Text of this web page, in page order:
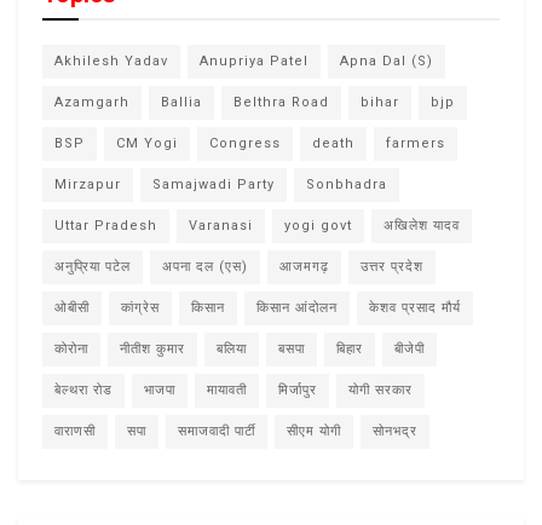
Akhilesh Yadav Anupriya Patel Apna Dal (S)
Azamgarh Ballia Belthra Road bihar bjp
BSP CM Yogi Congress death farmers
Mirzapur Samajwadi Party Sonbhadra
Uttar Pradesh Varanasi yogi govt अखिलेश यादव
अनुप्रिया पटेल अपना दल (एस) आजमगढ़ उत्तर प्रदेश
ओबीसी कांग्रेस किसान किसान आंदोलन केशव प्रसाद मौर्य
कोरोना नीतीश कुमार बलिया बसपा बिहार बीजेपी
बेल्थरा रोड भाजपा मायावती मिर्जापुर योगी सरकार
वाराणसी सपा समाजवादी पार्टी सीएम योगी सोनभद्र